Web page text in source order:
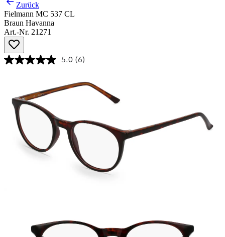
Zurück
Fielmann MC 537 CL
Braun Havanna
Art.-Nr. 21271
5.0 (6)